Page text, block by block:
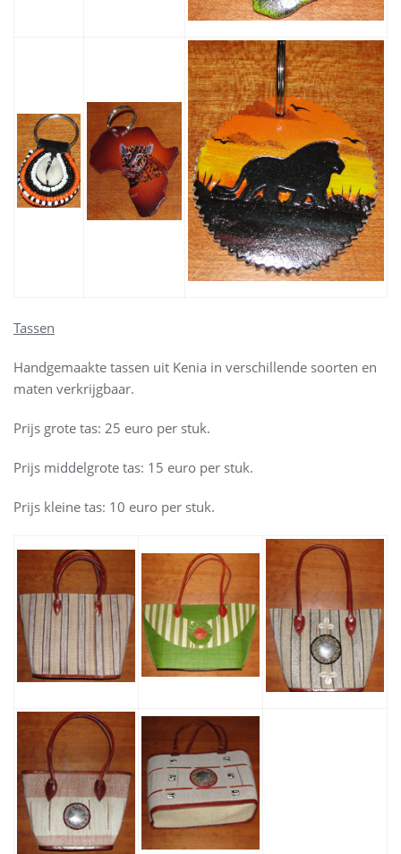
Tassen
Handgemaakte tassen uit Kenia in verschillende soorten en
maten verkrijgbaar.
Prijs grote tas: 25 euro per stuk.
Prijs middelgrote tas: 15 euro per stuk.
Prijs kleine tas: 10 euro per stuk.